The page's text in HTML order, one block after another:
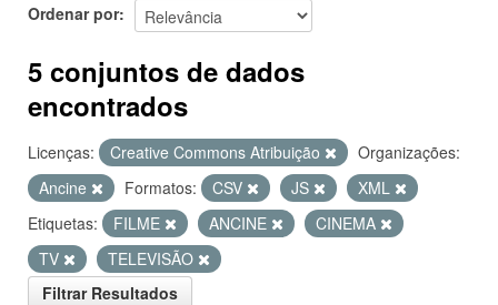
Ordenar por
5 conjuntos de dados
encontrados
Licenças: Creative Commons Atribuição
Organizações:
Ancine
Formatos: CSV JS
XML
Etiquetas:
FILME ANCINE
CINEMA
TV
TELEVISÃO
Filtrar Resultados